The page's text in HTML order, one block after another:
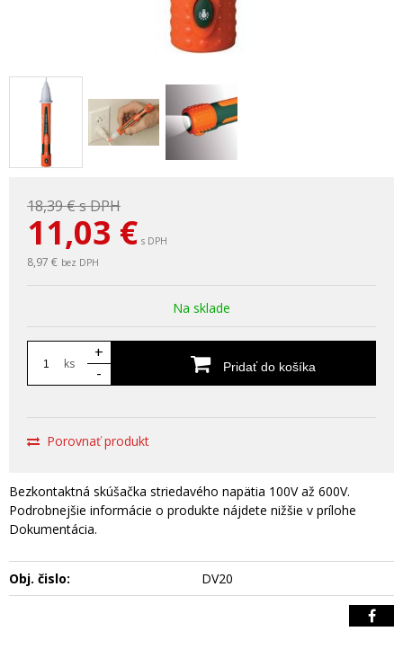
18,39 €s DPH
11,03 € s DPH
8,97 € bez DPH
Na sklade
ks
+
-
Pridať do košíka
Porovnať produkt
Bezkontaktná skúšačka striedavého napätia 100V až 600V.
Podrobnejšie informácie o produkte nájdete nižšie v prílohe
Dokumentácia.
Obj. čislo: DV20